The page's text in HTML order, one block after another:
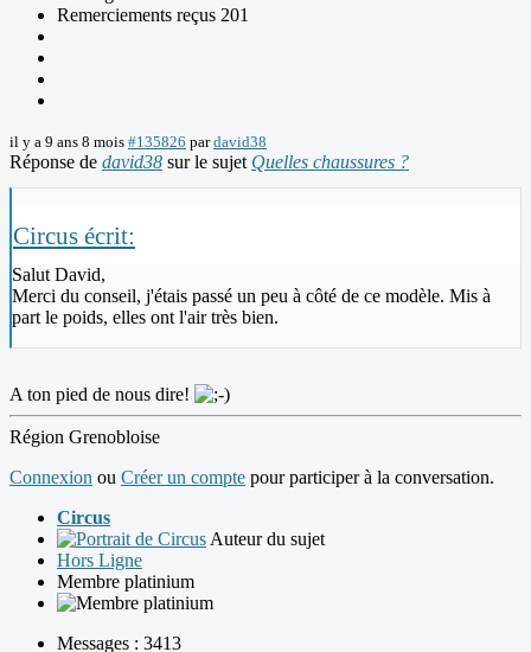
Remerciements reçus 201
il y a 9 ans 8 mois #135826 pardavid38
Réponse de david38 sur le sujet Quelles chaussures ?
Circus écrit:
Salut David,
Merci du conseil, j'étais passé un peu à côté de ce modèle. Mis à
part le poids, elles ont l'air très bien.
A ton pied de nous dire!
Région Grenobloise
Connexion ou Créer un compte pour participer à la conversation.
Circus
Auteur du sujet
Hors Ligne
Membre platinium
Messages : 3413